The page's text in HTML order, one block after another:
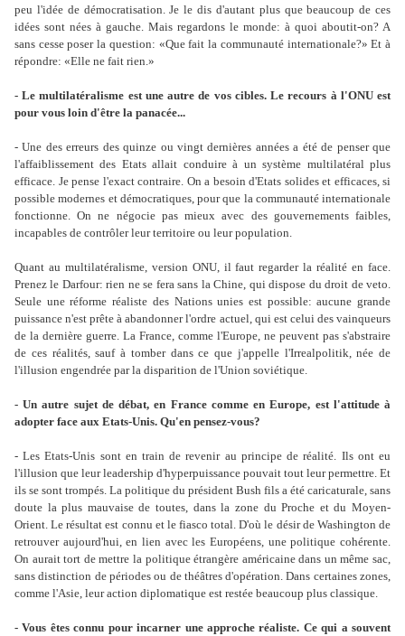
peu l'idée de démocratisation. Je le dis d'autant plus que beaucoup de ces
idées sont nées à gauche. Mais regardons le monde: à quoi aboutit-on? A
sans cesse poser la question: «Que fait la communauté internationale?» Et à
répondre: «Elle ne fait rien.»
- Le multilatéralisme est une autre de vos cibles. Le recours à l'ONU est
pour vous loin d'être la panacée...
- Une des erreurs des quinze ou vingt dernières années a été de penser que
l'affaiblissement des Etats allait conduire à un système multilatéral plus
efficace. Je pense l'exact contraire. On a besoin d'Etats solides et efficaces, si
possible modernes et démocratiques, pour que la communauté internationale
fonctionne. On ne négocie pas mieux avec des gouvernements faibles,
incapables de contrôler leur territoire ou leur population.
Quant au multilatéralisme, version ONU, il faut regarder la réalité en face.
Prenez le Darfour: rien ne se fera sans la Chine, qui dispose du droit de veto.
Seule une réforme réaliste des Nations unies est possible: aucune grande
puissance n'est prête à abandonner l'ordre actuel, qui est celui des vainqueurs
de la dernière guerre. La France, comme l'Europe, ne peuvent pas s'abstraire
de ces réalités, sauf à tomber dans ce que j'appelle l'Irrealpolitik, née de
l'illusion engendrée par la disparition de l'Union soviétique.
- Un autre sujet de débat, en France comme en Europe, est l'attitude à
adopter face aux Etats-Unis. Qu'en pensez-vous?
- Les Etats-Unis sont en train de revenir au principe de réalité. Ils ont eu
l'illusion que leur leadership d'hyperpuissance pouvait tout leur permettre. Et
ils se sont trompés. La politique du président Bush fils a été caricaturale, sans
doute la plus mauvaise de toutes, dans la zone du Proche et du Moyen-
Orient. Le résultat est connu et le fiasco total. D'où le désir de Washington de
retrouver aujourd'hui, en lien avec les Européens, une politique cohérente.
On aurait tort de mettre la politique étrangère américaine dans un même sac,
sans distinction de périodes ou de théâtres d'opération. Dans certaines zones,
comme l'Asie, leur action diplomatique est restée beaucoup plus classique.
- Vous êtes connu pour incarner une approche réaliste. Ce qui a souvent